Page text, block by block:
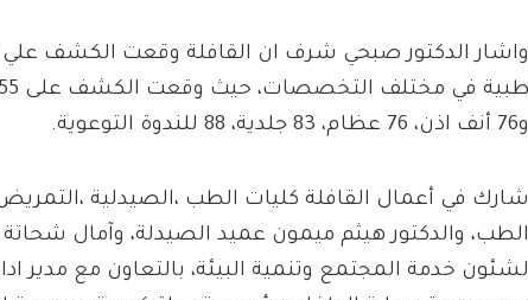
و76 أنف اذن، 76 عظام، 83 جلدية، 88 للندوة التوعوية.
شارك في أعمال القافلة كليات الطب ،الصيدلية
الطب، والدكتور هيثم ميمون عميد الصيدلة، وآمال
لشئون خدمة المجتمع وتنمية البيئة، بالتعاون مع مدير